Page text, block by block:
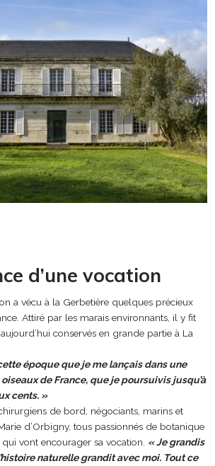
d’une vocation
a vécu à la Gerbetière quelques précieux
Attiré par les marais environnants, il y fit
conservés en grande partie à La
époque que je me lançais dans une
de France, que je poursuivis jusqu’à
cents. »
de bord, négociants, marins et
d’Orbigny, tous passionnés de botanique
vont encourager sa vocation. « Je grandis
naturelle grandit avec moi. Tout ce